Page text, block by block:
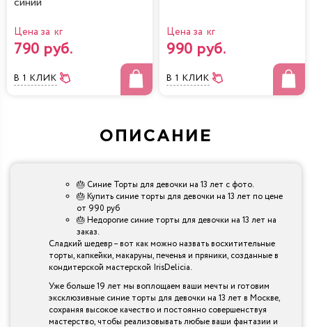
Цена за кг
790 руб.
В 1 КЛИК
Цена за кг
990 руб.
В 1 КЛИК
ОПИСАНИЕ
🎂 Синие Торты для девочки на 13 лет с фото.
🎂 Купить синие торты для девочки на 13 лет по цене
от 990 руб
🎂 Недорогие синие торты для девочки на 13 лет на
заказ.
Сладкий шедевр – вот как можно назвать восхитительные
торты, капкейки, макаруны, печенья и пряники, созданные в
кондитерской мастерской IrisDelicia.
Уже больше 19 лет мы воплощаем ваши мечты и готовим
эксклюзивные синие торты для девочки на 13 лет в Москве,
сохраняя высокое качество и постоянно совершенствуя
мастерство, чтобы реализовывать любые ваши фантазии и